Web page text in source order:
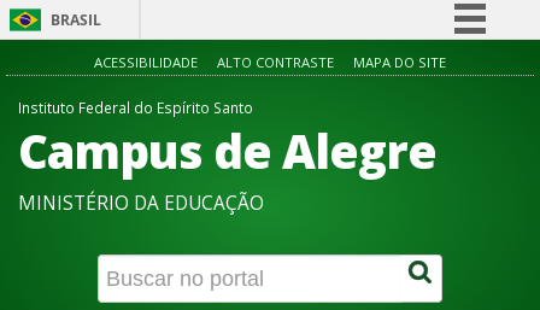
BRASIL
Simplifique!
Acesso à informação
Canais
ACESSIBILIDADE ALTO CONTRASTE MAPA DO SITE
Instituto Federal do Espírito Santo
Campus de Alegre
MINISTÉRIO DA EDUCAÇÃO